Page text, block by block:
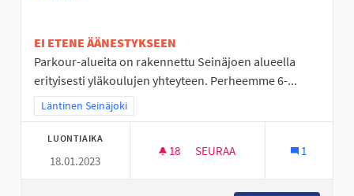
EI ETENE ÄÄNESTYKSEEN
Parkour-alueita on rakennettu Seinäjoen alueella
erityisesti yläkoulujen yhteyteen. Perheemme 6-...
Rajaa tulokset teeman mukaan: Läntinen Seinäjoki
Läntinen Seinäjoki
LUONTIAIKA
18.01.2023
18 18 SEURAAJAA
SEURAA 1